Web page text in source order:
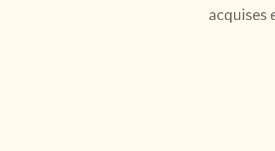
acquises